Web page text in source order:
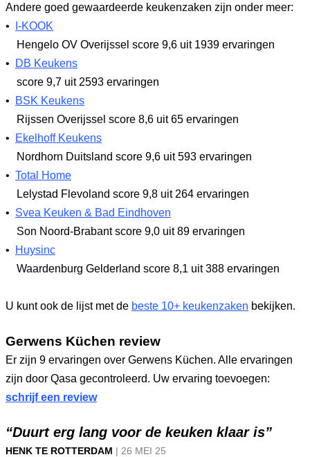
Andere goed gewaardeerde keukenzaken zijn onder meer:
•
I-KOOK
Hengelo OV Overijssel score 9,6 uit 1939 ervaringen
•
DB Keukens
score 9,7 uit 2593 ervaringen
•
BSK Keukens
Rijssen Overijssel score 8,6 uit 65 ervaringen
•
Ekelhoff Keukens
Nordhorn Duitsland score 9,6 uit 593 ervaringen
• Total Home
Lelystad Flevoland score 9,8 uit 264 ervaringen
• Svea Keuken & Bad Eindhoven
Son Noord-Brabantscore 9,0 uit 89 ervaringen
•
Huysinc
Waardenburg Gelderland score 8,1 uit 388 ervaringen
U kunt ook de lijst met de beste 10+ keukenzaken bekijken.
Gerwens Küchen review
Er zijn 9 ervaringen over Gerwens Küchen. Alle ervaringen
zijn door Qasa gecontroleerd. Uw ervaring toevoegen:
schrijf een review
“Duurt erg lang voor de keuken klaar is”
HENK TE ROTTERDAM | 26 MEI 25